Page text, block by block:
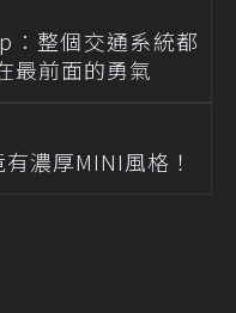
：整個交通系統都
最前面的勇氣
濃厚MINI風格！